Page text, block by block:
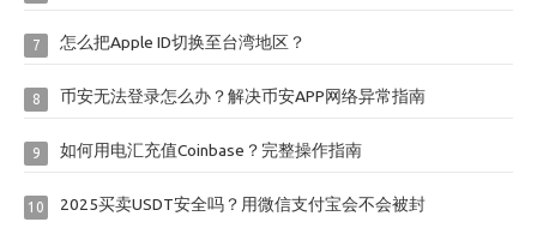
7 怎么把Apple ID切换至台湾地区？
8 币安无法登录怎么办？解决币安APP网络异常指南
9 如何用电汇充值Coinbase？完整操作指南
10 2025买卖USDT安全吗？用微信支付宝会不会被封